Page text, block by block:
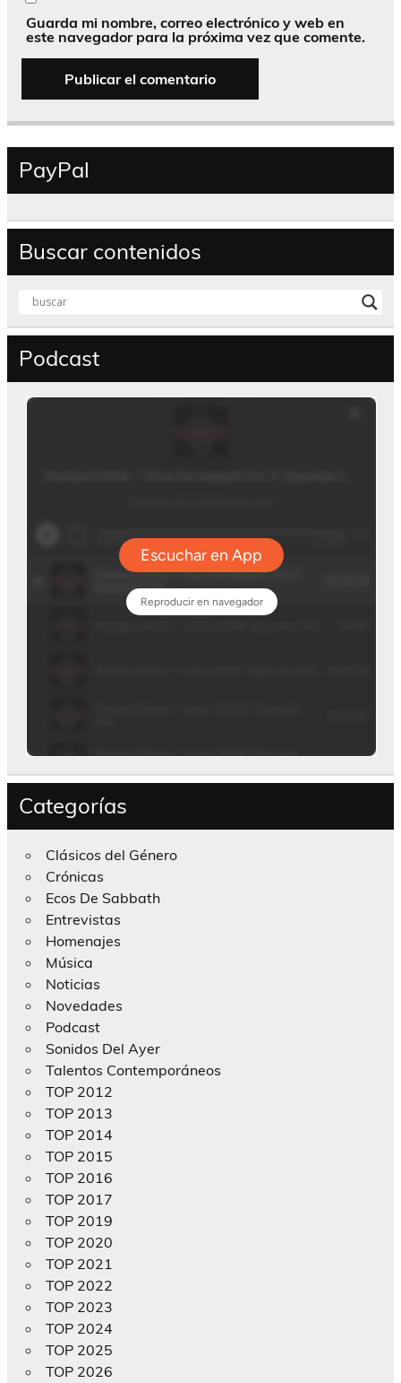
Guarda mi nombre, correo electrónico y web en
este navegador para la próxima vez que comente.
PayPal
Buscar contenidos
Podcast
Categorías
Clásicos del Género
Crónicas
Ecos De Sabbath
Entrevistas
Homenajes
Música
Noticias
Novedades
Podcast
Sonidos Del Ayer
Talentos Contemporáneos
TOP 2012
TOP 2013
TOP 2014
TOP 2015
TOP 2016
TOP 2017
TOP 2019
TOP 2020
TOP 2021
TOP 2022
TOP 2023
TOP 2024
TOP 2025
TOP 2026